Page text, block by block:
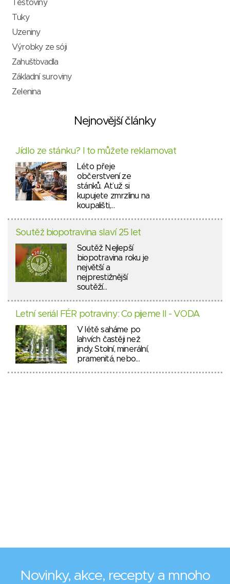
Těstoviny
Tuky
Uzeniny
Výrobky ze sóji
Zahušťovadla
Základní suroviny
Zelenina
Nejnovější články
Jídlo ze stánku? I to můžete reklamovat
Léto přeje
občerstvení ze
stánků. Ať už si
kupujete zmrzlinu na
koupališti,…
Soutěž biopotravina slaví 25 let
Soutěž Nejlepší
biopotravina roku je
největší a
nejprestižnější
soutěží…
Letní seriál FÉR potraviny: Co pijeme II - VODA
V létě saháme po
lahvích častěji než
jindy. Stolní, minerální,
pramenitá, nebo…
Novinky, akce, recepty a mnoho